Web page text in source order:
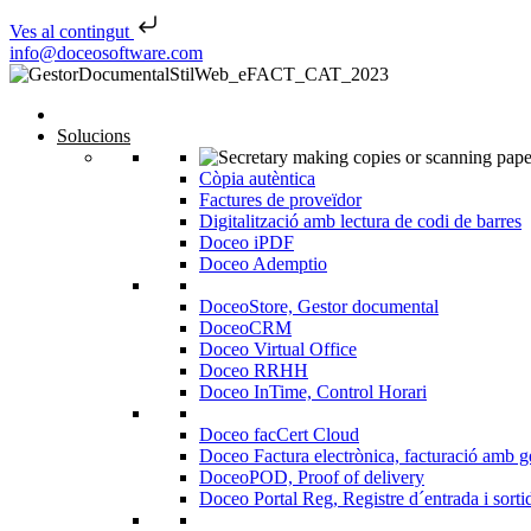
Ves al contingut
Skip to content
info@doceosoftware.com
Solucions
Còpia autèntica
Factures de proveïdor
Digitalització amb lectura de codi de barres
Doceo iPDF
Doceo Ademptio
DoceoStore, Gestor documental
DoceoCRM
Doceo Virtual Office
Doceo RRHH
Doceo InTime, Control Horari
Doceo facCert Cloud
Doceo Factura electrònica, facturació amb
DoceoPOD, Proof of delivery
Doceo Portal Reg, Registre d´entrada i